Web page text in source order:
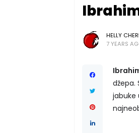
HELLY
7 YEARS
džepa.
jabuke